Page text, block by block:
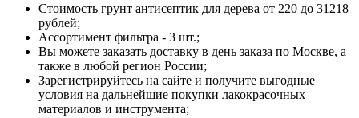
Стоимость грунт антисептик для дерева от 220 до 31218
рублей;
Ассортимент фильтра - 3 шт.;
Вы можете заказать доставку в день заказа по Москве, а
также в любой регион России;
Зарегистрируйтесь на сайте и получите выгодные
условия на дальнейшие покупки лакокрасочных
материалов и инструмента;